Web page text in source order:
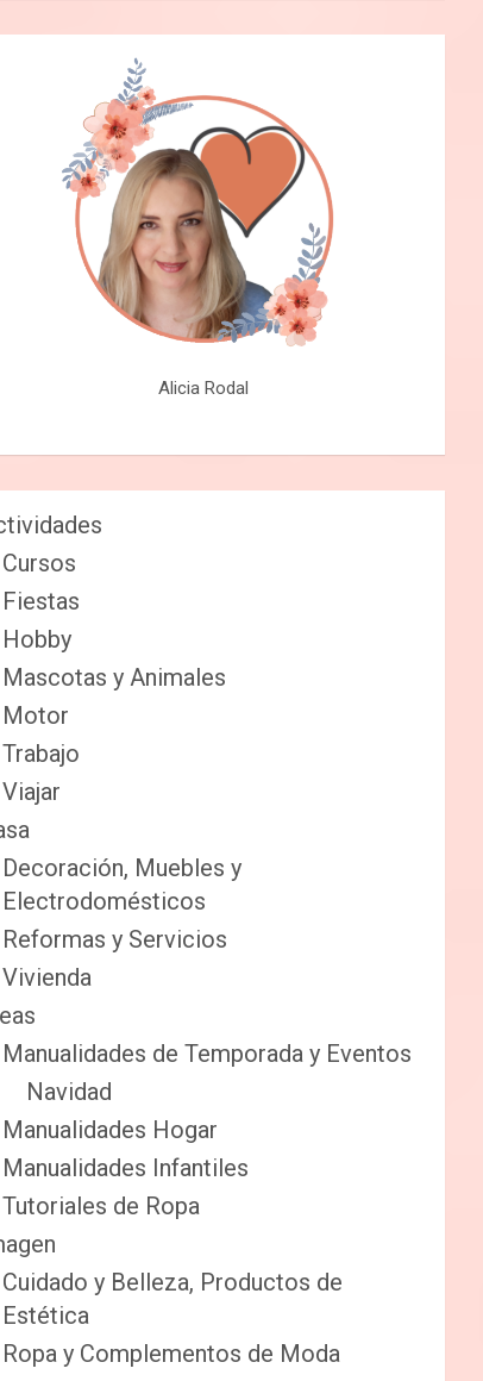
Alicia Rodal
Cursos
Fiestas
Hobby
Mascotas y Animales
Motor
Trabajo
Viajar
Decoración, Muebles y
Electrodomésticos
Reformas y Servicios
Vivienda
Manualidades de Temporada y Eventos
Navidad
Manualidades Hogar
Manualidades Infantiles
Tutoriales de Ropa
Cuidado y Belleza, Productos de
Estética
Ropa y Complementos de Moda